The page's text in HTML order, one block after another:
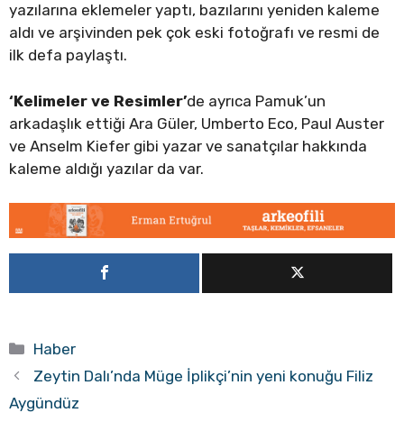
yazılarına eklemeler yaptı, bazılarını yeniden kaleme
aldı ve arşivinden pek çok eski fotoğrafı ve resmi de
ilk defa paylaştı.
‘Kelimeler ve Resimler’de ayrıca Pamuk’un
arkadaşlık ettiği Ara Güler, Umberto Eco, Paul Auster
ve Anselm Kiefer gibi yazar ve sanatçılar hakkında
kaleme aldığı yazılar da var.
Kategoriler
Haber
Zeytin Dalı’nda Müge İplikçi’nin yeni konuğu Filiz
Aygündüz